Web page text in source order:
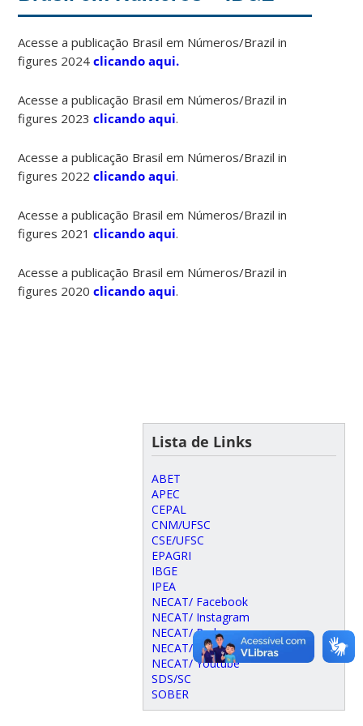
Acesse a publicação Brasil em Números/Brazil in
figures 2024clicando aqui.
Acesse a publicação Brasil em Números/Brazil in
figures 2023clicando aqui.
Acesse a publicação Brasil em Números/Brazil in
figures 2022clicando aqui.
Acesse a publicação Brasil em Números/Brazil in
figures 2021clicando aqui.
Acesse a publicação Brasil em Números/Brazil in
figures 2020clicando aqui.
Lista de Links
ABET
APEC
CEPAL
CNM/UFSC
CSE/UFSC
EPAGRI
IBGE
IPEA
NECAT/ Facebook
NECAT/ Instagram
NECAT/ Rede
NECAT/ Twitter
NECAT/ Youtube
SDS/SC
SOBER